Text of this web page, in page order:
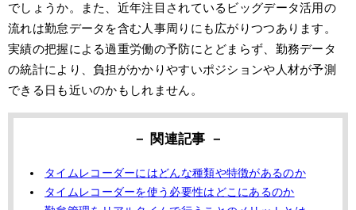
でしょうか。また、近年注目されているビッグデータ活用の
流れは勤怠データを含む人事周りにも広がりつつあります。
実績の把握による過重労働の予防にとどまらず、勤務データ
の統計により、負担がかかりやすいポジションや人材が予測
できる日も近いのかもしれません。
タイムレコーダーにはどんな種類や特徴があるのか
タイムレコーダーを使う必要性はどこにあるのか